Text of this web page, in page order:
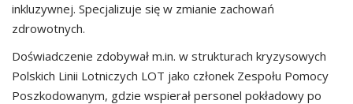
inkluzywnej. Specjalizuje się w zmianie zachowań
zdrowotnych.
Doświadczenie zdobywał m.in. w strukturach kryzysowych
Polskich Linii Lotniczych LOT jako członek Zespołu Pomocy
Poszkodowanym, gdzie wspierał personel pokładowy po